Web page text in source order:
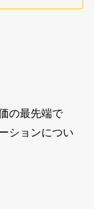
の最先端で
ションについ